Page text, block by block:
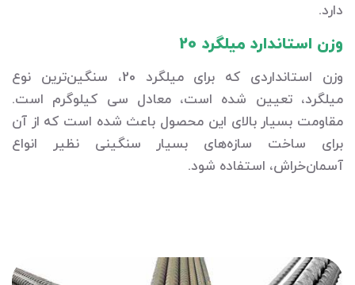
دارد.
وزن استاندارد میلگرد 20
وزن استانداردی که برای میلگرد 20، سنگین‌ترین نوع
میلگرد، تعیین شده است، معادل سی کیلوگرم است.
مقاومت بسیار بالای این محصول باعث شده است که از آن
برای ساخت سازه‌های بسیار سنگینی نظیر انواع
آسمان‌خراش، استفاده شود.